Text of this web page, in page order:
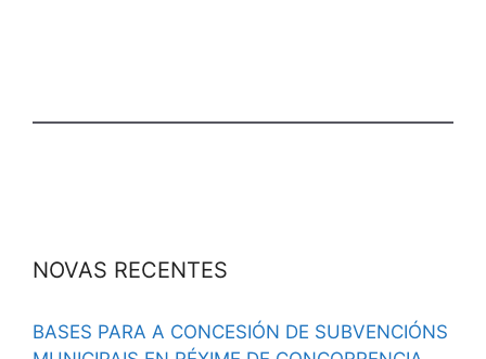
NOVAS RECENTES
BASES PARA A CONCESIÓN DE SUBVENCIÓNS